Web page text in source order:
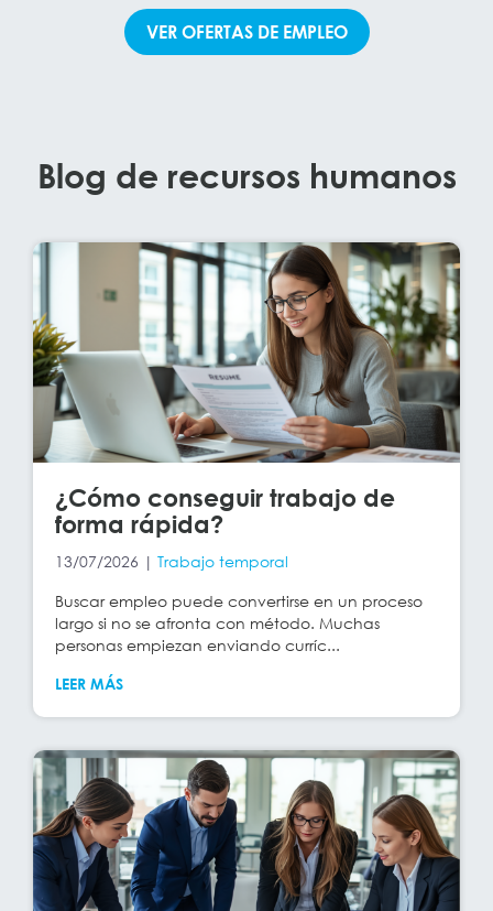
VER OFERTAS DE EMPLEO
Blog de recursos humanos
¿Cómo conseguir trabajo de
forma rápida?
13/07/2026 | Trabajo temporal
Buscar empleo puede convertirse en un proceso
largo si no se afronta con método. Muchas
personas empiezan enviando curríc...
LEER MÁS